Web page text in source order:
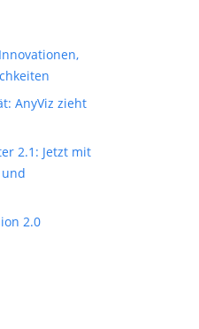
AnyViz zieht
2.1: Jetzt mit
2.0